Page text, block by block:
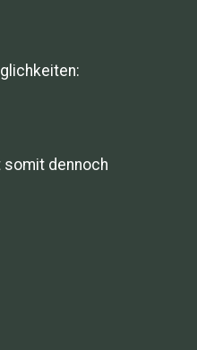
somit dennoch